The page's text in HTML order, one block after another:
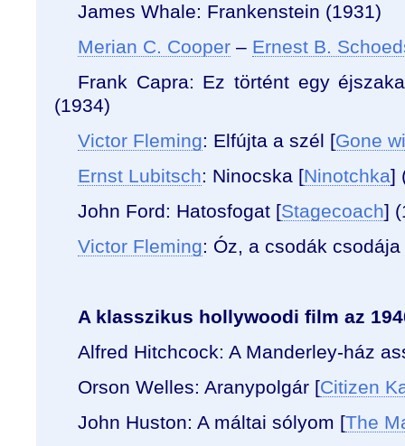
James Whale: Frankenstein (1931)
Merian C. Cooper – Ernest B.
Frank Capra: Ez történt egy
(1934)
Victor Fleming: Elfújta a szél [Gone
Ernst Lubitsch: Ninocska [Ninotchka]
John Ford: Hatosfogat [Stagecoach]
Victor Fleming: Óz, a csodák csodája
A klasszikus hollywoodi film az
Alfred Hitchcock: A Manderley-ház
Orson Welles: Aranypolgár [Citizen
John Huston: A máltai sólyom [The